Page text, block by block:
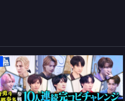
それSnow Manにやらせて下さい